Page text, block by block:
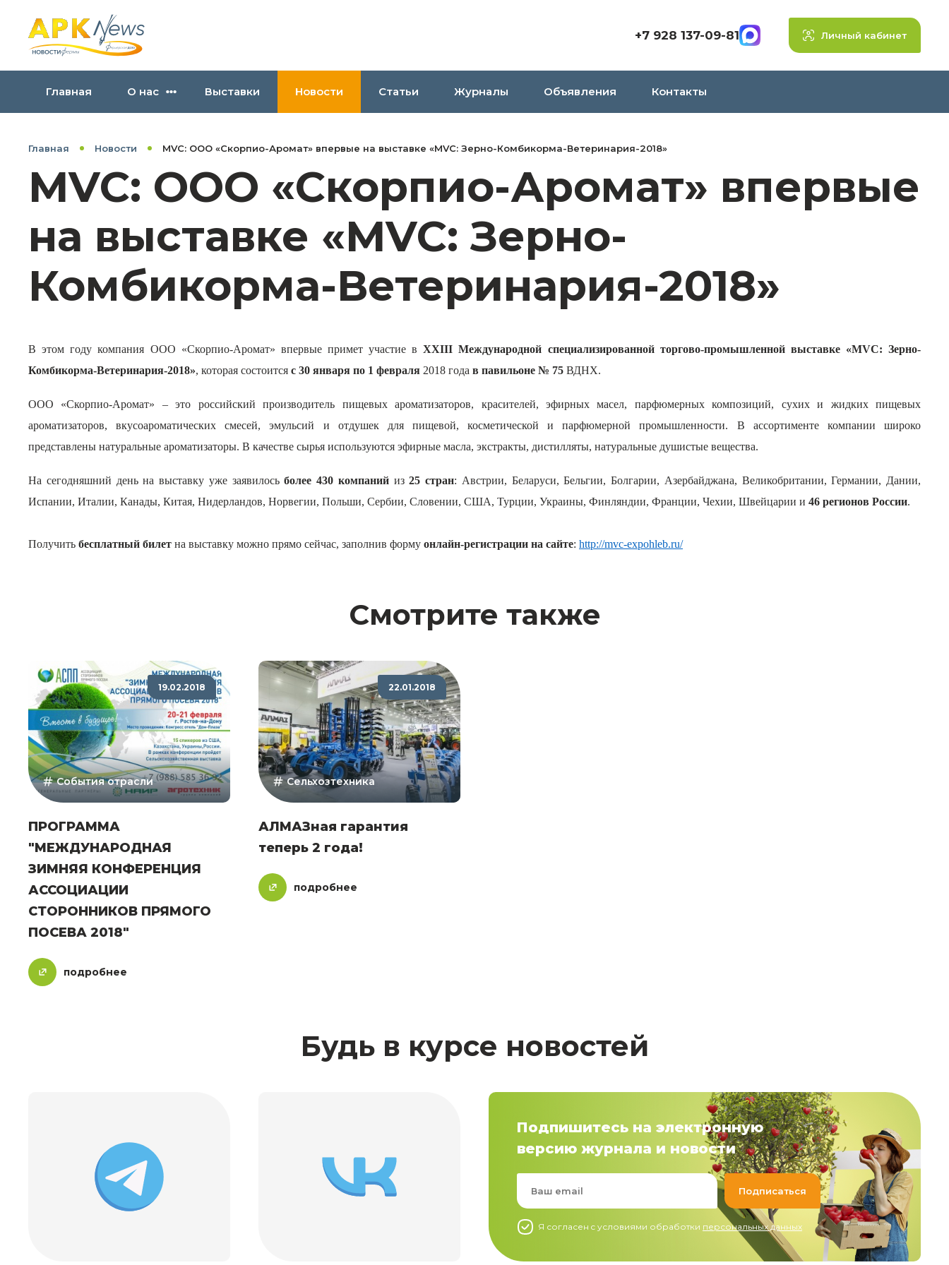
+7 928 137-09-81 Личный кабинет
Главная О нас Выставки Новости Статьи Журналы Объявления Контакты
Главная Новости MVC: ООО «Скорпио-Аромат» впервые на выставке «MVC: Зерно-Комбикорма-Ветеринария-2018»
MVC: ООО «Скорпио-Аромат» впервые
на выставке «MVC: Зерно-
Комбикорма-Ветеринария-2018»
В этом году компания ООО «Скорпио-Аромат» впервые примет участие в XXIII Международной специализированной торгово-промышленной выставке «MVC: Зерно-
Комбикорма-Ветеринария-2018», которая состоится с 30 января по 1 февраля 2018 года в павильоне № 75 ВДНХ.
ООО «Скорпио-Аромат» – это российский производитель пищевых ароматизаторов, красителей, эфирных масел, парфюмерных композиций, сухих и жидких пищевых
ароматизаторов, вкусоароматических смесей, эмульсий и отдушек для пищевой, косметической и парфюмерной промышленности. В ассортименте компании широко
представлены натуральные ароматизаторы. В качестве сырья используются эфирные масла, экстракты, дистилляты, натуральные душистые вещества.
На сегодняшний день на выставку уже заявилосьболее 430 компаний из25 стран: Австрии, Беларуси, Бельгии, Болгарии, Азербайджана, Великобритании, Германии, Дании,
Испании, Италии, Канады, Китая, Нидерландов, Норвегии, Польши, Сербии, Словении, США, Турции, Украины, Финляндии, Франции, Чехии, Швейцарии и 46 регионов России.
Получить бесплатный билет на выставку можно прямо сейчас, заполнив форму онлайн-регистрации на сайте: http://mvc-expohleb.ru/
Смотрите также
19.02.2018
События отрасли
ПРОГРАММА
"МЕЖДУНАРОДНАЯ
ЗИМНЯЯ КОНФЕРЕНЦИЯ
АССОЦИАЦИИ
СТОРОННИКОВ ПРЯМОГО
ПОСЕВА 2018"
подробнее
22.01.2018
Сельхозтехника
АЛМАЗная гарантия
теперь 2 года!
подробнее
Будь в курсе новостей
Подпишитесь на электронную
версию журнала и новости
Я согласен c условиями обработки персональных данных